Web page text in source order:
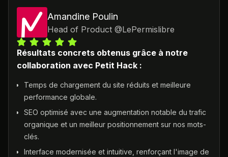
Amandine Poulin
Head of Product @LePermislibre
Résultats concrets obtenus grâce à notre
collaboration avec Petit Hack :
Temps de chargement du site réduits et meilleure
performance globale.
SEO optimisé avec une augmentation notable du trafic
organique et un meilleur positionnement sur nos mots-
clés.
Interface modernisée et intuitive, renforçant l'image de